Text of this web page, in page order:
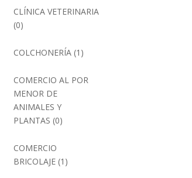
CLÍNICA VETERINARIA
(0)
COLCHONERÍA (1)
COMERCIO AL POR
MENOR DE
ANIMALES Y
PLANTAS (0)
COMERCIO
BRICOLAJE (1)